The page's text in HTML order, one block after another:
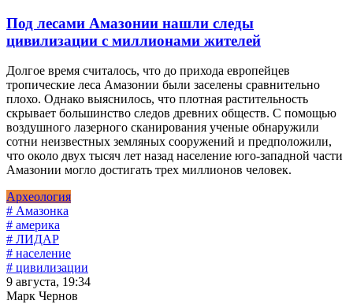
Под лесами Амазонии нашли следы
цивилизации с миллионами жителей
Долгое время считалось, что до прихода европейцев
тропические леса Амазонии были заселены сравнительно
плохо. Однако выяснилось, что плотная растительность
скрывает большинство следов древних обществ. С помощью
воздушного лазерного сканирования ученые обнаружили
сотни неизвестных земляных сооружений и предположили,
что около двух тысяч лет назад население юго-западной части
Амазонии могло достигать трех миллионов человек.
Археология
# Амазонка
# америка
# ЛИДАР
# население
# цивилизации
9 августа, 19:34
Марк Чернов